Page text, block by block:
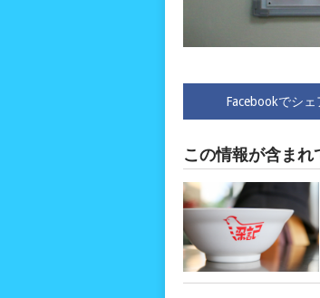
Facebookでシェ
この情報が含まれ